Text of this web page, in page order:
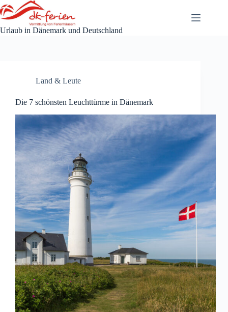
Zum
Inhalt
springen
Urlaub in Dänemark und Deutschland
Land & Leute
Die 7 schönsten Leuchttürme in Dänemark